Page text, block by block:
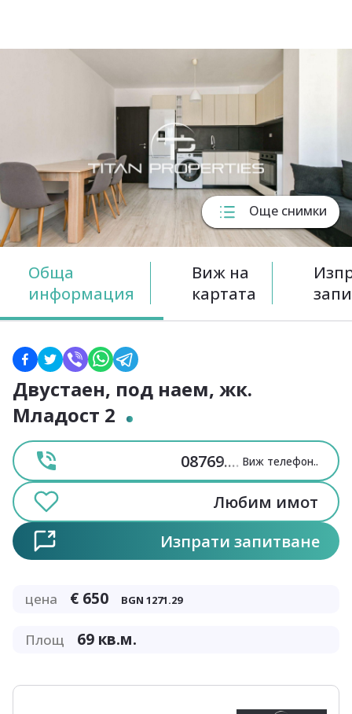
Още снимки
Обща
информация
Виж на
картата
Двустаен, под наем, жк.
Младост 2
08769.... Виж телефон..
Любим имот
Изпрати запитване
цена € 650 BGN 1271.29
Площ 69 кв.м.